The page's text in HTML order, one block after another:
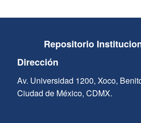
Repositorio
Dirección
Av. Universidad 1200, Xoco,
Ciudad de México, CDMX.